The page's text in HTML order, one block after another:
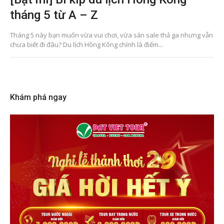
tháng 5 từ A – Z
Tháng 5 này bạn muốn vừa vui chơi, vừa săn sale thả ga nhưng vẫn
chưa biết đi đâu? Du lịch Hồng Kông chính là điểm...
Khám phá ngay